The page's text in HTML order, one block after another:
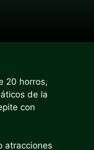
20 horros,
de la
con
atracciones